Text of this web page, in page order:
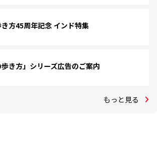
方45周年記念 インド特集
歩き方」シリーズ広告のご案内
もっと見る